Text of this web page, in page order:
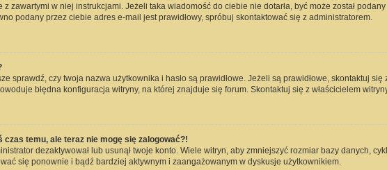
zawartymi w niej instrukcjami. Jeżeli taka wiadomość do ciebie nie dotarła, być może został
podany przez ciebie adres e-mail jest prawidłowy, spróbuj skontaktować się z administratorem.
sprawdź, czy twoja nazwa użytkownika i hasło są prawidłowe. Jeżeli są prawidłowe, skontaktuj
błędna konfiguracja witryny, na której znajduje się forum. Skontaktuj się z właścicielem
czas temu, ale teraz nie mogę się zalogować?!
dezaktywował lub usunął twoje konto. Wiele witryn, aby zmniejszyć rozmiar bazy danych,
się ponownie i bądź bardziej aktywnym i zaangażowanym w dyskusje użytkownikiem.